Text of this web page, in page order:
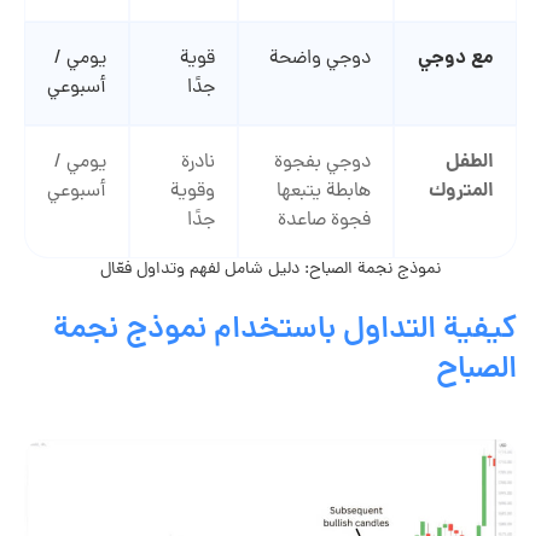
مع دوجي دوجي واضحة
قوية
جدًا
يومي /
أسبوعي
الطفل
المتروك
دوجي بفجوة
هابطة يتبعها
فجوة صاعدة
نادرة
وقوية
جدًا
يومي /
أسبوعي
نموذج نجمة الصباح: دليل شامل لفهم وتداول فعّال
كيفية التداول باستخدام نموذج نجمة
الصباح